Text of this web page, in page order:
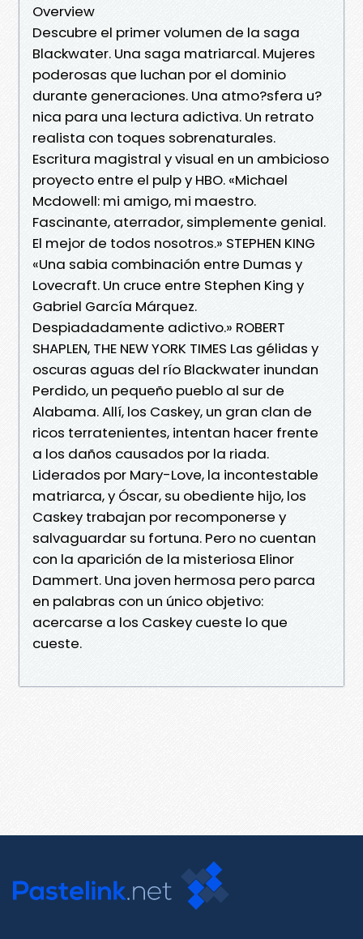
Overview
Descubre el primer volumen de la saga
Blackwater. Una saga matriarcal. Mujeres
poderosas que luchan por el dominio
durante generaciones. Una atmo?sfera u?
nica para una lectura adictiva. Un retrato
realista con toques sobrenaturales.
Escritura magistral y visual en un ambicioso
proyecto entre el pulp y HBO. «Michael
Mcdowell: mi amigo, mi maestro.
Fascinante, aterrador, simplemente genial.
El mejor de todos nosotros.» STEPHEN KING
«Una sabia combinación entre Dumas y
Lovecraft. Un cruce entre Stephen King y
Gabriel García Márquez.
Despiadadamente adictivo.» ROBERT
SHAPLEN, THE NEW YORK TIMES Las gélidas y
oscuras aguas del río Blackwater inundan
Perdido, un pequeño pueblo al sur de
Alabama. Allí, los Caskey, un gran clan de
ricos terratenientes, intentan hacer frente
a los daños causados por la riada.
Liderados por Mary-Love, la incontestable
matriarca, y Óscar, su obediente hijo, los
Caskey trabajan por recomponerse y
salvaguardar su fortuna. Pero no cuentan
con la aparición de la misteriosa Elinor
Dammert. Una joven hermosa pero parca
en palabras con un único objetivo:
acercarse a los Caskey cueste lo que
cueste.